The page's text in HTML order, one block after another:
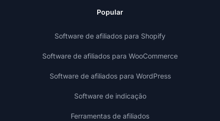
Popular
Software de afiliados para Shopify
Software de afiliados para WooCommerce
Software de afiliados para WordPress
Software de indicação
Ferramentas de afiliados